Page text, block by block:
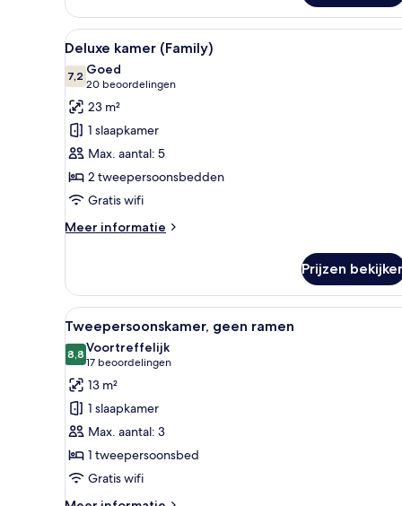
Alle
foto's
voor
Deluxe
kamer
(Family)
laden
Een hotelkamer met een
10
Deluxe kamer (Family)
7,27,2 van 10
Goed
20 beoordelingen
(20
beoordelingen)
23 m²
1 slaapkamer
Max. aantal: 5
2 tweepersoonsbedden
Gratis wifi
Meer informatie
Meer
kamer
(Family)
Prijzen
Alle
foto's
voor
Tweepersoonskamer,
geen
ramen
laden
Een hotelkamer met een
9
Tweepersoonskamer, geen ramen
8,88,8 van 10
Voortreffelijk
17 beoordelingen
(17
beoordelingen)
13 m²
1 slaapkamer
Max. aantal: 3
1 tweepersoonsbed
Gratis wifi